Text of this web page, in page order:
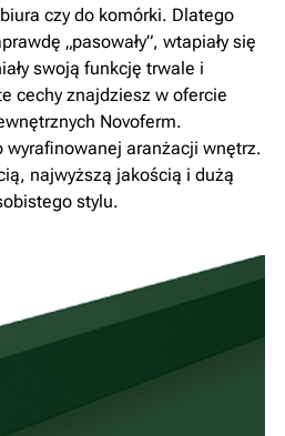
czy do komórki. Dlatego
„pasowały”, wtapiały się
swoją funkcję trwale i
cechy znajdziesz w ofercie
Novoferm.
wyrafinowanej aranżacji wnętrz.
najwyższą jakością i dużą
stylu.